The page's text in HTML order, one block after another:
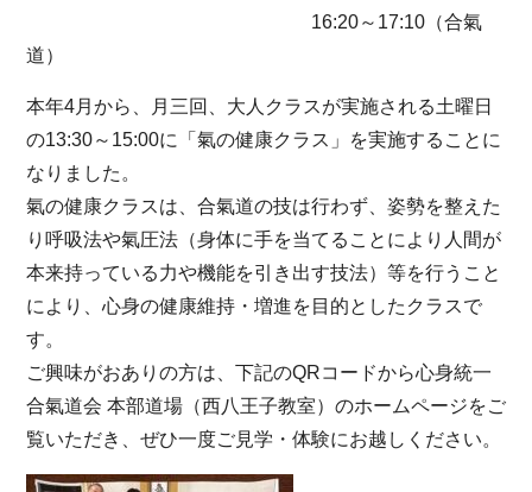
16:20～17:10（合氣
道）
本年4月から、月三回、大人クラスが実施される土曜日
の13:30～15:00に「氣の健康クラス」を実施することに
なりました。
氣の健康クラスは、合氣道の技は行わず、姿勢を整えた
り呼吸法や氣圧法（身体に手を当てることにより人間が
本来持っている力や機能を引き出す技法）等を行うこと
により、心身の健康維持・増進を目的としたクラスで
す。
ご興味がおありの方は、下記のQRコードから心身統一
合氣道会 本部道場（西八王子教室）のホームページをご
覧いただき、ぜひ一度ご見学・体験にお越しください。